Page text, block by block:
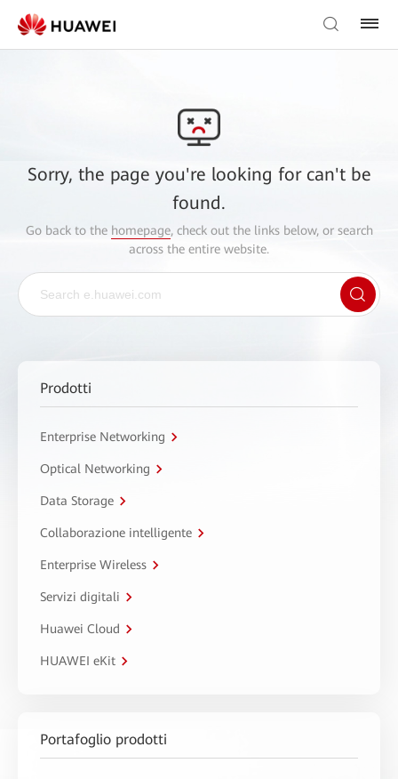
Sorry, the page you're looking for can't be
found.
Go back to the homepage, check out the links below, or search
across the entire website.
Prodotti
Enterprise Networking
Optical Networking
Data Storage
Collaborazione intelligente
Enterprise Wireless
Servizi digitali
Huawei Cloud
HUAWEI eKit
Portafoglio prodotti